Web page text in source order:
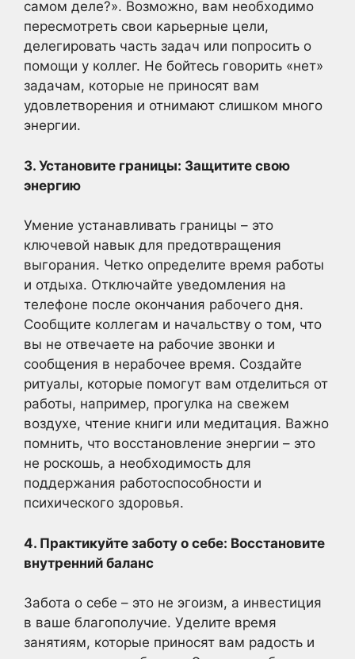
самом деле?». Возможно, вам необходимо
пересмотреть свои карьерные цели,
делегировать часть задач или попросить о
помощи у коллег. Не бойтесь говорить «нет»
задачам, которые не приносят вам
удовлетворения и отнимают слишком много
энергии.
3. Установите границы: Защитите свою
энергию
Умение устанавливать границы – это
ключевой навык для предотвращения
выгорания. Четко определите время работы
и отдыха. Отключайте уведомления на
телефоне после окончания рабочего дня.
Сообщите коллегам и начальству о том, что
вы не отвечаете на рабочие звонки и
сообщения в нерабочее время. Создайте
ритуалы, которые помогут вам отделиться от
работы, например, прогулка на свежем
воздухе, чтение книги или медитация. Важно
помнить, что восстановление энергии – это
не роскошь, а необходимость для
поддержания работоспособности и
психического здоровья.
4. Практикуйте заботу о себе: Восстановите
внутренний баланс
Забота о себе – это не эгоизм, а инвестиция
в ваше благополучие. Уделите время
занятиям, которые приносят вам радость и